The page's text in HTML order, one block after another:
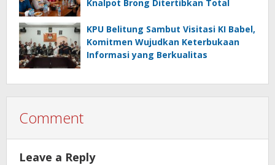
Knalpot Brong Ditertibkan Total
KPU Belitung Sambut Visitasi KI Babel,
Komitmen Wujudkan Keterbukaan
Informasi yang Berkualitas
Comment
Leave a Reply